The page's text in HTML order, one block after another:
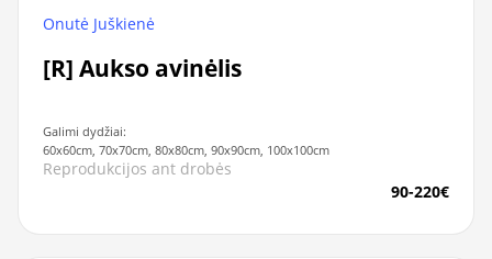
Onutė Juškienė
[R] Aukso avinėlis
Galimi dydžiai:
60x60cm, 70x70cm, 80x80cm, 90x90cm, 100x100cm
Reprodukcijos ant drobės
90-220€